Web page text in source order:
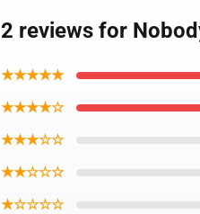
2 reviews for
★★★★★
★★★★☆
★★★☆☆
★★☆☆☆
★☆☆☆☆